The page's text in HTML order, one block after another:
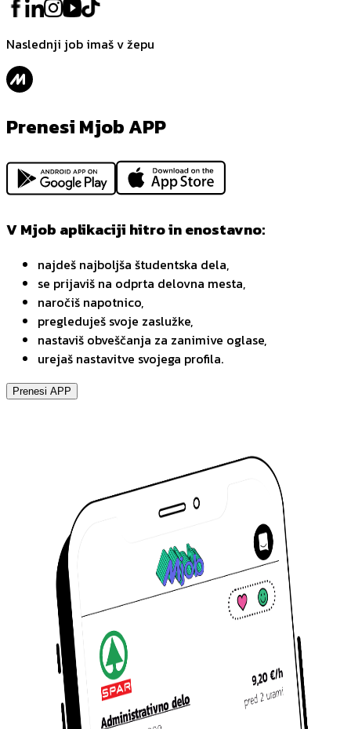
Naslednji job imaš v žepu
Prenesi Mjob APP
V Mjob aplikaciji hitro in enostavno:
najdeš najboljša študentska dela,
se prijaviš na odprta delovna mesta,
naročiš napotnico,
pregleduješ svoje zaslužke,
nastaviš obveščanja za zanimive oglase,
urejaš nastavitve svojega profila.
Prenesi APP